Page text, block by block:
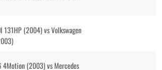
131HP (2004) vs Volkswagen
4Motion (2003) vs Mercedes